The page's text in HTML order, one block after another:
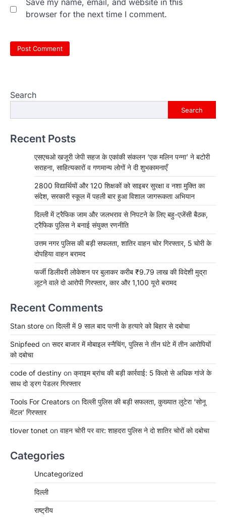
browser for the next time I comment.
Search
Search
Recent Posts
एसएचओ खजूरी जेपी सहज के एकांकी संकलन ‘एक मलिन पन्ना’ ने बटोरी
सराहना, साहित्यकारों व गणमान्य लोगों ने दी शुभकामनाएँ
2800 विद्यार्थियों और 120 शिक्षकों को साइबर सुरक्षा व नशा मुक्ति का
संदेश, सरकारी स्कूल में पहली बार हुआ विशाल जागरूकता अभियान
दिल्ली में ट्रैफिक जाम और जलभराव से निपटने के लिए बहु-एजेंसी बैठक,
ट्रैफिक पुलिस ने बनाई संयुक्त रणनीति
उत्तम नगर पुलिस की बड़ी सफलता, शातिर वाहन चोर गिरफ्तार, 5 चोरी के
दोपहिया वाहन बरामद
फर्जी डिलीवरी लोकेशन पर बुलाकर करीब ₹9.79 लाख की विदेशी मुद्रा
लूटने वाले दो आरोपी गिरफ्तार, कार और 1,100 यूरो बरामद
Recent Comments
Stan store on दिल्ली में 9 साल बाद पत्नी के हत्यारे को बिहार से दबोचा
Snipfeed on सदर बाजार में मोबाइल स्नैचिंग, पुलिस ने तीन घंटे में तीन आरोपियों
को दबोचा
code of destiny on क्राइम ब्रांच की बड़ी कार्रवाई: 5 किलो से अधिक गांजे के
साथ दो ड्रग पेडलर गिरफ्तार
Tools For Creators on दिल्ली पुलिस की बड़ी सफलता, कुख्यात लुटेरा ‘सोनू
मेंटल’ गिरफ्तार
tlover tonet on वाहन चोरी पर वार: शाहदरा पुलिस ने दो शातिर चोरों को दबोचा
Categories
Uncategorized
दिल्ली
राष्ट्रीय